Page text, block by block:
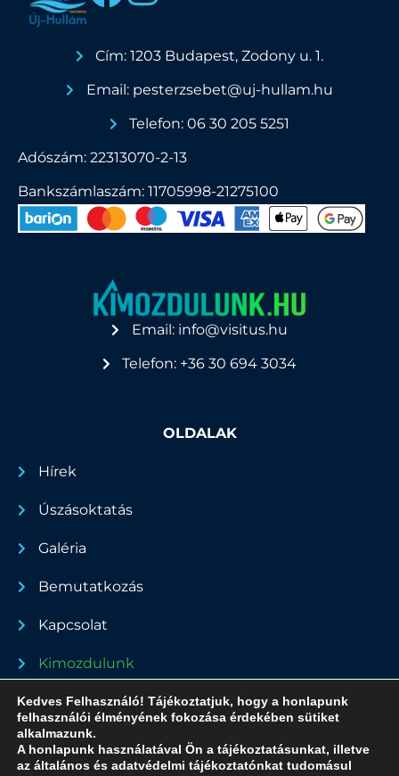
Cím: 1203 Budapest, Zodony u. 1.
Email: pesterzsebet@uj-hullam.hu
Telefon: 06 30 205 5251
Adószám: 22313070-2-13
Bankszámlaszám: 11705998-21275100
Email: info@visitus.hu
Telefon: +36 30 694 3034
OLDALAK
Hírek
Úszásoktatás
Galéria
Bemutatkozás
Kapcsolat
Kimozdulunk
Dokumentumok
Kedves Felhasználó! Tájékoztatjuk, hogy a honlapunk
felhasználói élményének fokozása érdekében sütiket
alkalmazunk.
A honlapunk használatával Ön a tájékoztatásunkat, illetve
az általános és adatvédelmi tájékoztatónkat tudomásul